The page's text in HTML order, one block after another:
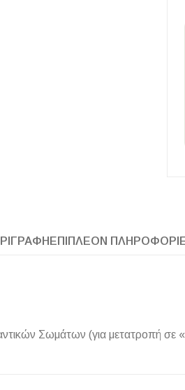
ΧΡΗΣΙΜΑ
ΕΠΙΠΛΈΟΝ
Σωμάτων (για μετατροπή σε